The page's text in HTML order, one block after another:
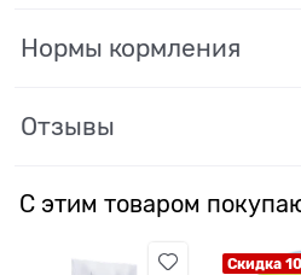
Нормы кормления
Отзывы
С этим товаром
Скидка